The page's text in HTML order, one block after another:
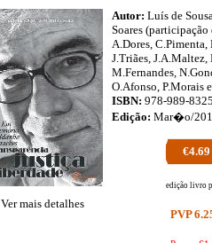
Ver mais detalhes
Autor: Luís de
Soares (participação
A.Dores, C.Pimenta,
J.Triães,
M.Fernandes,
O.Afonso, P.Morais
ISBN: 978-989-
Edição: Mar�o/
€4.69
edição livro
PVP